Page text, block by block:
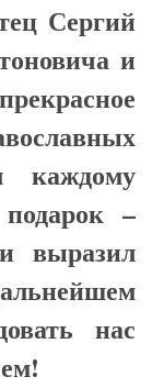
Сергий
и
каждому
–
выразил
нас